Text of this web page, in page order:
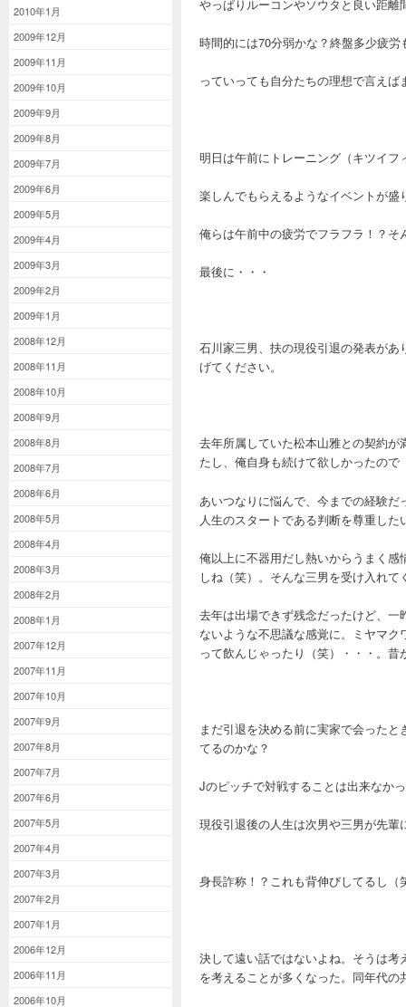
2010年1月
2009年12月
2009年11月
2009年10月
2009年9月
2009年8月
2009年7月
2009年6月
2009年5月
2009年4月
2009年3月
2009年2月
2009年1月
2008年12月
2008年11月
2008年10月
2008年9月
2008年8月
2008年7月
2008年6月
2008年5月
2008年4月
2008年3月
2008年2月
2008年1月
2007年12月
2007年11月
2007年10月
2007年9月
2007年8月
2007年7月
2007年6月
2007年5月
2007年4月
2007年3月
2007年2月
2007年1月
2006年12月
2006年11月
2006年10月
やっぱりルーコンやソウタと良い距
時間的には70分弱かな？終盤多少疲
っていっても自分たちの理想で言え
明日は午前にトレーニング（キツイ
楽しんでもらえるようなイベントが
俺らは午前中の疲労でフラフラ！？
最後に・・・
石川家三男、扶の現役引退の発表が
げてください。
去年所属していた松本山雅との契約
たし、俺自身も続けて欲しかったの
あいつなりに悩んで、今までの経験
人生のスタートである判断を尊重した
俺以上に不器用だし熱いからうまく
しね（笑）。そんな三男を受け入れ
去年は出場できず残念だったけど、
ないような不思議な感覚に。ミヤマ
って飲んじゃったり（笑）・・・。
まだ引退を決める前に実家で会った
てるのかな？
Jのピッチで対戦することは出来なか
現役引退後の人生は次男や三男が先
身長詐称！？これも背伸びしてるし（
決して遠い話ではないよね。そうは
を考えることが多くなった。同年代